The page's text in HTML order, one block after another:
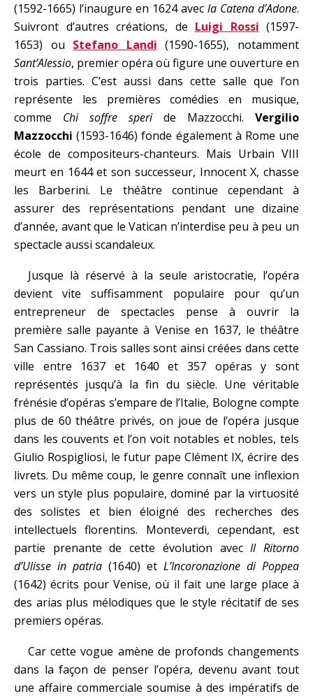
(1592-1665) l’inaugure en 1624 avec la Catena d’Adone.
Suivront d’autres créations, de Luigi Rossi (1597-
1653) ou Stefano Landi (1590-1655), notamment
Sant’Alessio, premier opéra où figure une ouverture en
trois parties. C’est aussi dans cette salle que l’on
représente les premières comédies en musique,
comme Chi soffre speride Mazzocchi. Vergilio
Mazzocchi (1593-1646) fonde également à Rome une
école de compositeurs-chanteurs. Mais Urbain VIII
meurt en 1644 et son successeur, Innocent X, chasse
les Barberini. Le théâtre continue cependant à
assurer des représentations pendant une dizaine
d’année, avant que le Vatican n’interdise peu à peu un
spectacle aussi scandaleux.
Jusque là réservé à la seule aristocratie, l’opéra
devient vite suffisamment populaire pour qu’un
entrepreneur de spectacles pense à ouvrir la
première salle payante à Venise en 1637, le théâtre
San Cassiano. Trois salles sont ainsi créées dans cette
ville entre 1637 et 1640 et 357 opéras y sont
représentés jusqu’à la fin du siècle. Une véritable
frénésie d’opéras s’empare de l’Italie, Bologne compte
plus de 60 théâtre privés, on joue de l’opéra jusque
dans les couvents et l’on voit notables et nobles, tels
Giulio Rospigliosi, le futur pape Clément IX, écrire des
livrets. Du même coup, le genre connaît une inflexion
vers un style plus populaire, dominé par la virtuosité
des solistes et bien éloigné des recherches des
intellectuels florentins. Monteverdi, cependant, est
partie prenante de cette évolution avecIl Ritorno
d’Ulisse in patria (1640) et L’Incoronazione di Poppea
(1642) écrits pour Venise, où il fait une large place à
des arias plus mélodiques que le style récitatif de ses
premiers opéras.
Car cette vogue amène de profonds changements
dans la façon de penser l’opéra, devenu avant tout
une affaire commerciale soumise à des impératifs de